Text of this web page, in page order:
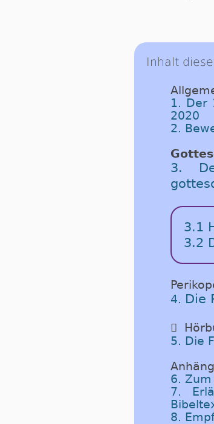
Inhalt
1. Der
2020
2.
3.
3.1
3.2
4. Die

5. Die
6. Zum
7.
8.